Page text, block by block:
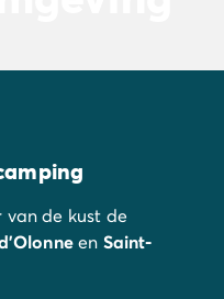
de kust de
en Saint-